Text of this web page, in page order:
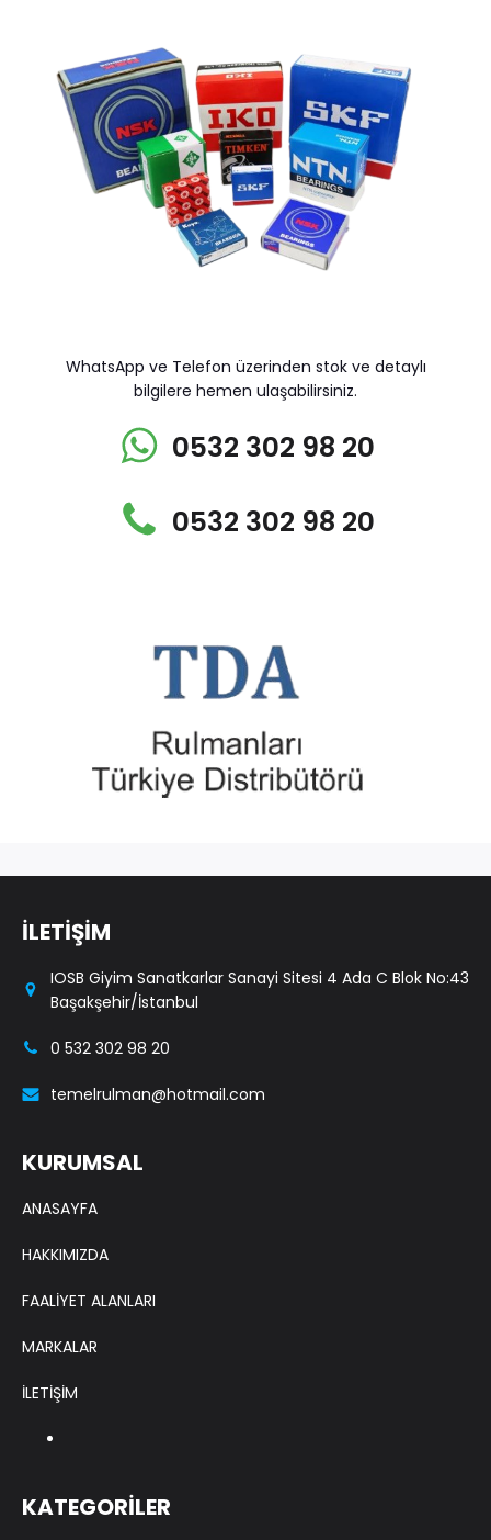
WhatsApp ve Telefon üzerinden stok ve detaylı
bilgilere hemen ulaşabilirsiniz.
0532 302 98 20
0532 302 98 20
İLETİŞİM
IOSB Giyim Sanatkarlar Sanayi Sitesi 4 Ada C Blok No:43
Başakşehir/İstanbul
0 532 302 98 20
temelrulman@hotmail.com
KURUMSAL
ANASAYFA
HAKKIMIZDA
FAALİYET ALANLARI
MARKALAR
İLETİŞİM
KATEGORİLER